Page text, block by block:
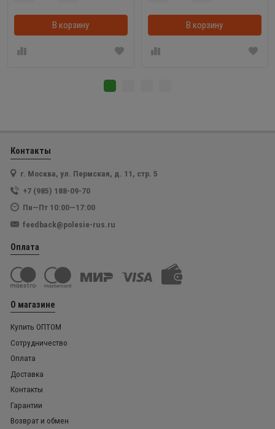
В корзину В корзину
Контакты
г. Москва, ул. Пермская, д. 11, стр. 5
+7 (985) 188-09-70
Пн—Пт 10:00—17:00
feedback@polesie-rus.ru
Оплата
О магазине
Купить ОПТОМ
Сотрудничество
Оплата
Доставка
Контакты
Гарантии
Возврат и обмен